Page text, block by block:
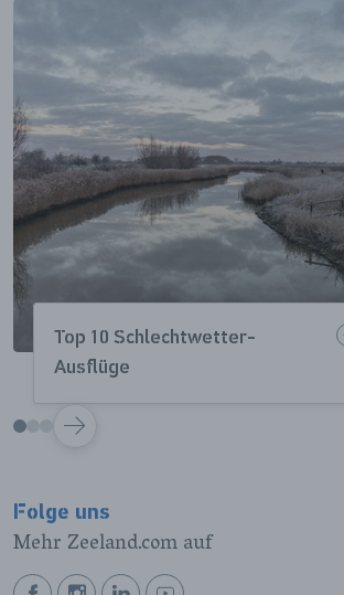
Top 10 Schlechtwetter-
Ausflüge
VOLGENDE
Folge uns
Mehr Zeeland.com auf